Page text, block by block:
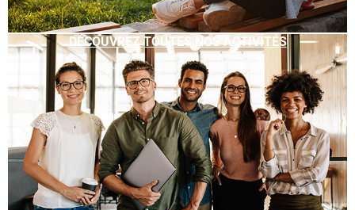
DÉCOUVREZ TOUTES NOS ACTIVITÉS